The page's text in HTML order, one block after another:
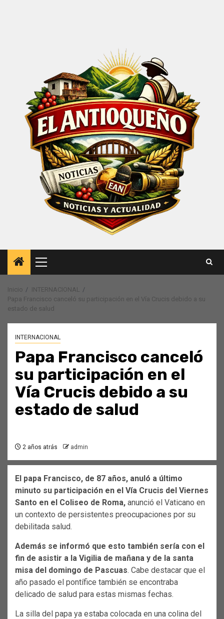
Menú
principal
Inicio
INTERNACIONAL
Papa Francisco canceló su participación en el Vía Crucis debido a su
estado de salud
INTERNACIONAL
Papa Francisco canceló
su participación en el
Vía Crucis debido a su
estado de salud
2 años atrás admin
El papa Francisco, de 87 años, anuló a último
minuto su participación en el Vía Crucis del Viernes
Santo en el Coliseo de Roma, anunció el Vaticano en
un contexto de persistentes preocupaciones por su
debilitada salud.
Además se informó que esto también sería con el
fin de asistir a la Vigilia de mañana y de la santa
misa del domingo de Pascuas. Cabe destacar que el
año pasado el pontífice también se encontraba
delicado de salud para estas mismas fechas.
La silla del papa ya estaba colocada en una colina del